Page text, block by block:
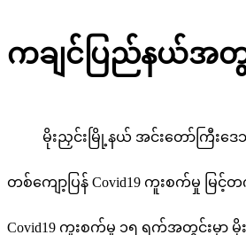
ကချင်ပြည်နယ်အတွ
မိုးညှင်းမြို့နယ် အင်းတော်ကြီးဒေသ
တစ်ကျော့ပြန် Covid19 ကူးစက်မှု မ
Covid19 ကူးစက်မှု ၁၅ ရက်အတွင်းမှာ